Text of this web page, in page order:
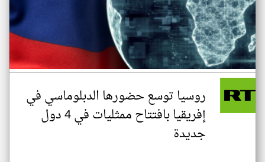
روسيا توسع حضورها الدبلوماسي في
إفريقيا بافتتاح ممثليات في 4 دول
جديدة